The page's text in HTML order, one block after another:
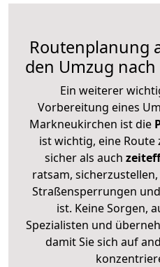
Routenplanung
den Umzug
Ein weiterer
Vorbereitung eines
Markneukirchen ist die
ist wichtig, eine
sicher als auch
ratsam,
Straßensperrungen
ist. Keine Sorgen,
Spezialisten und
damit Sie sich auf